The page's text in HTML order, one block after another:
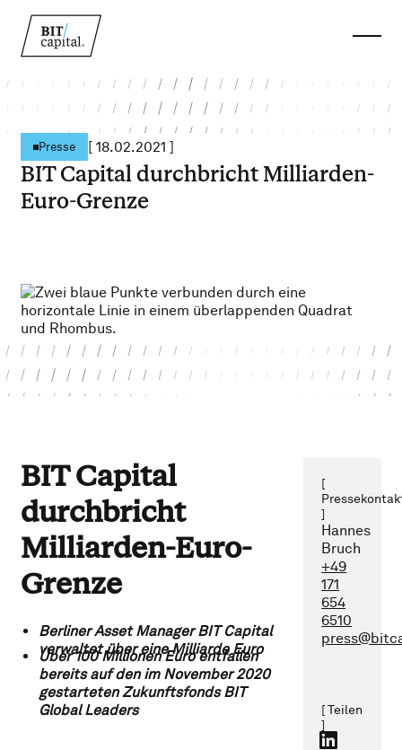
Presse [18.02.2021 ]
BIT Capital durchbricht Milliarden-
Euro-Grenze
BIT Capital
durchbricht
Milliarden-Euro-
Grenze
Berliner Asset Manager BIT Capital
verwaltet über eine Milliarde Euro
Über 100 Millionen Euro entfallen
bereits auf den im November 2020
gestarteten Zukunftsfonds BIT
Global Leaders
[
]
Hannes
Bruch
+49
171
654
6510
[ Teilen
]